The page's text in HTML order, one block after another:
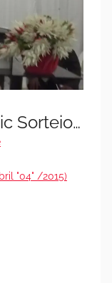
DSCF5348 Public Sorteio Dizimist ABRIL Rocha Da Bencao 2015
"04" /2015)